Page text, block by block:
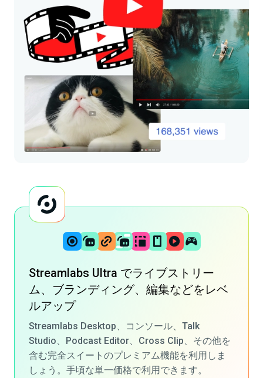
Streamlabs Ultra でライブストリー
ム、ブランディング、編集などをレベ
ルアップ
Streamlabs Desktop、 コンソール、 Talk
Studio、 Podcast Editor、 Cross Clip、その他を
含む完全スイートのプレミアム機能を利用しま
しょう。手頃な単一価格で利用できます。